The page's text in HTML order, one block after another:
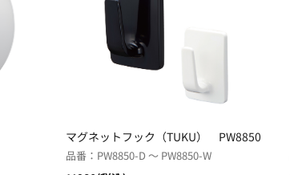
マグネットフック（TUKU） PW8850
品番：PW8850-D ～ PW8850-W